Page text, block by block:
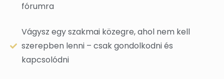
fórumra
Vágysz egy szakmai közegre, ahol nem kell
szerepben lenni – csak gondolkodni és
kapcsolódni